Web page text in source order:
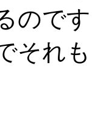
ので
それ